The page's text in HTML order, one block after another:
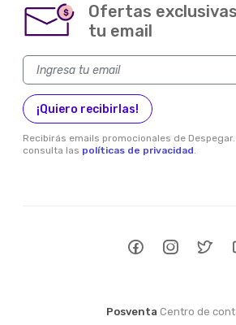
$
Ofertas
tu email
¡Quiero recibirlas!
Recibirás emails promocionales de
consulta las políticas de privacidad.
Posventa Centro de